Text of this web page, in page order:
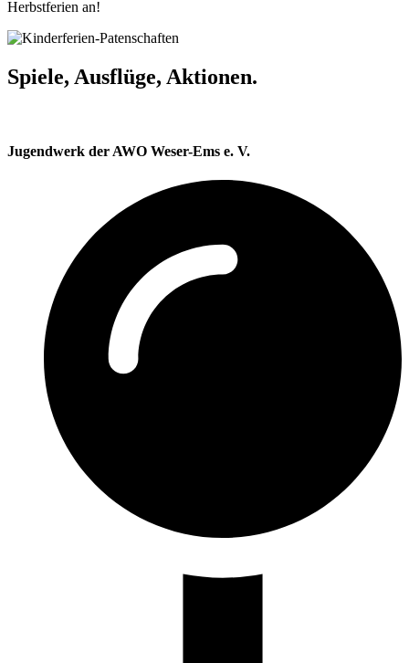
Herbstferien an!
Spiele, Ausflüge, Aktionen.
Jugendwerk der AWO Weser-Ems e. V.